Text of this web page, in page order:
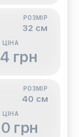
РОЗМІР
32 см
ЦІНА
грн
РОЗМІР
40 см
ЦІНА
грн